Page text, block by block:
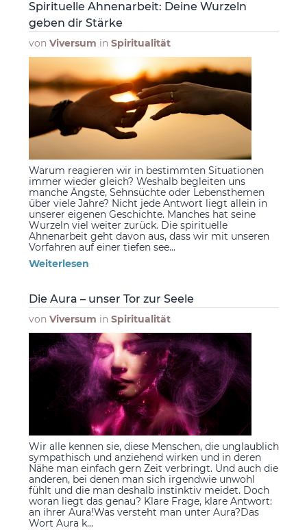
Spirituelle Ahnenarbeit: Deine Wurzeln
geben dir Stärke
von Viversum in Spiritualität
Warum reagieren wir in bestimmten Situationen
immer wieder gleich? Weshalb begleiten uns
manche Ängste, Sehnsüchte oder Lebensthemen
über viele Jahre? Nicht jede Antwort liegt allein in
unserer eigenen Geschichte. Manches hat seine
Wurzeln viel weiter zurück. Die spirituelle
Ahnenarbeit geht davon aus, dass wir mit unseren
Vorfahren auf einer tiefen see...
Weiterlesen
Die Aura – unser Tor zur Seele
von Viversum in Spiritualität
Wir alle kennen sie, diese Menschen, die unglaublich
sympathisch und anziehend wirken und in deren
Nähe man einfach gern Zeit verbringt. Und auch die
anderen, bei denen man sich irgendwie unwohl
fühlt und die man deshalb instinktiv meidet. Doch
woran liegt das genau? Klare Frage, klare Antwort:
an ihrer Aura!Was versteht man unter Aura?Das
Wort Aura k...